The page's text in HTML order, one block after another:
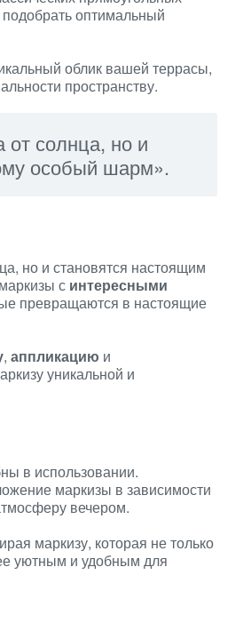
оптимальный
облик вашей террасы,
пространству.
солнца, но и
особый шарм».
но и становятся настоящим
с интересными
превращаются в настоящие
, аппликацию и
уникальной и
в использовании.
маркизы в зависимости
вечером.
маркизу, которая не только
уютным и удобным для